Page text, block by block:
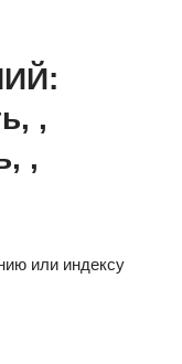
,
,
или индексу